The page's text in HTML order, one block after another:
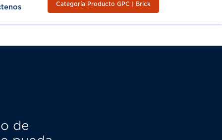
Categoría Producto GPC | Brick
de